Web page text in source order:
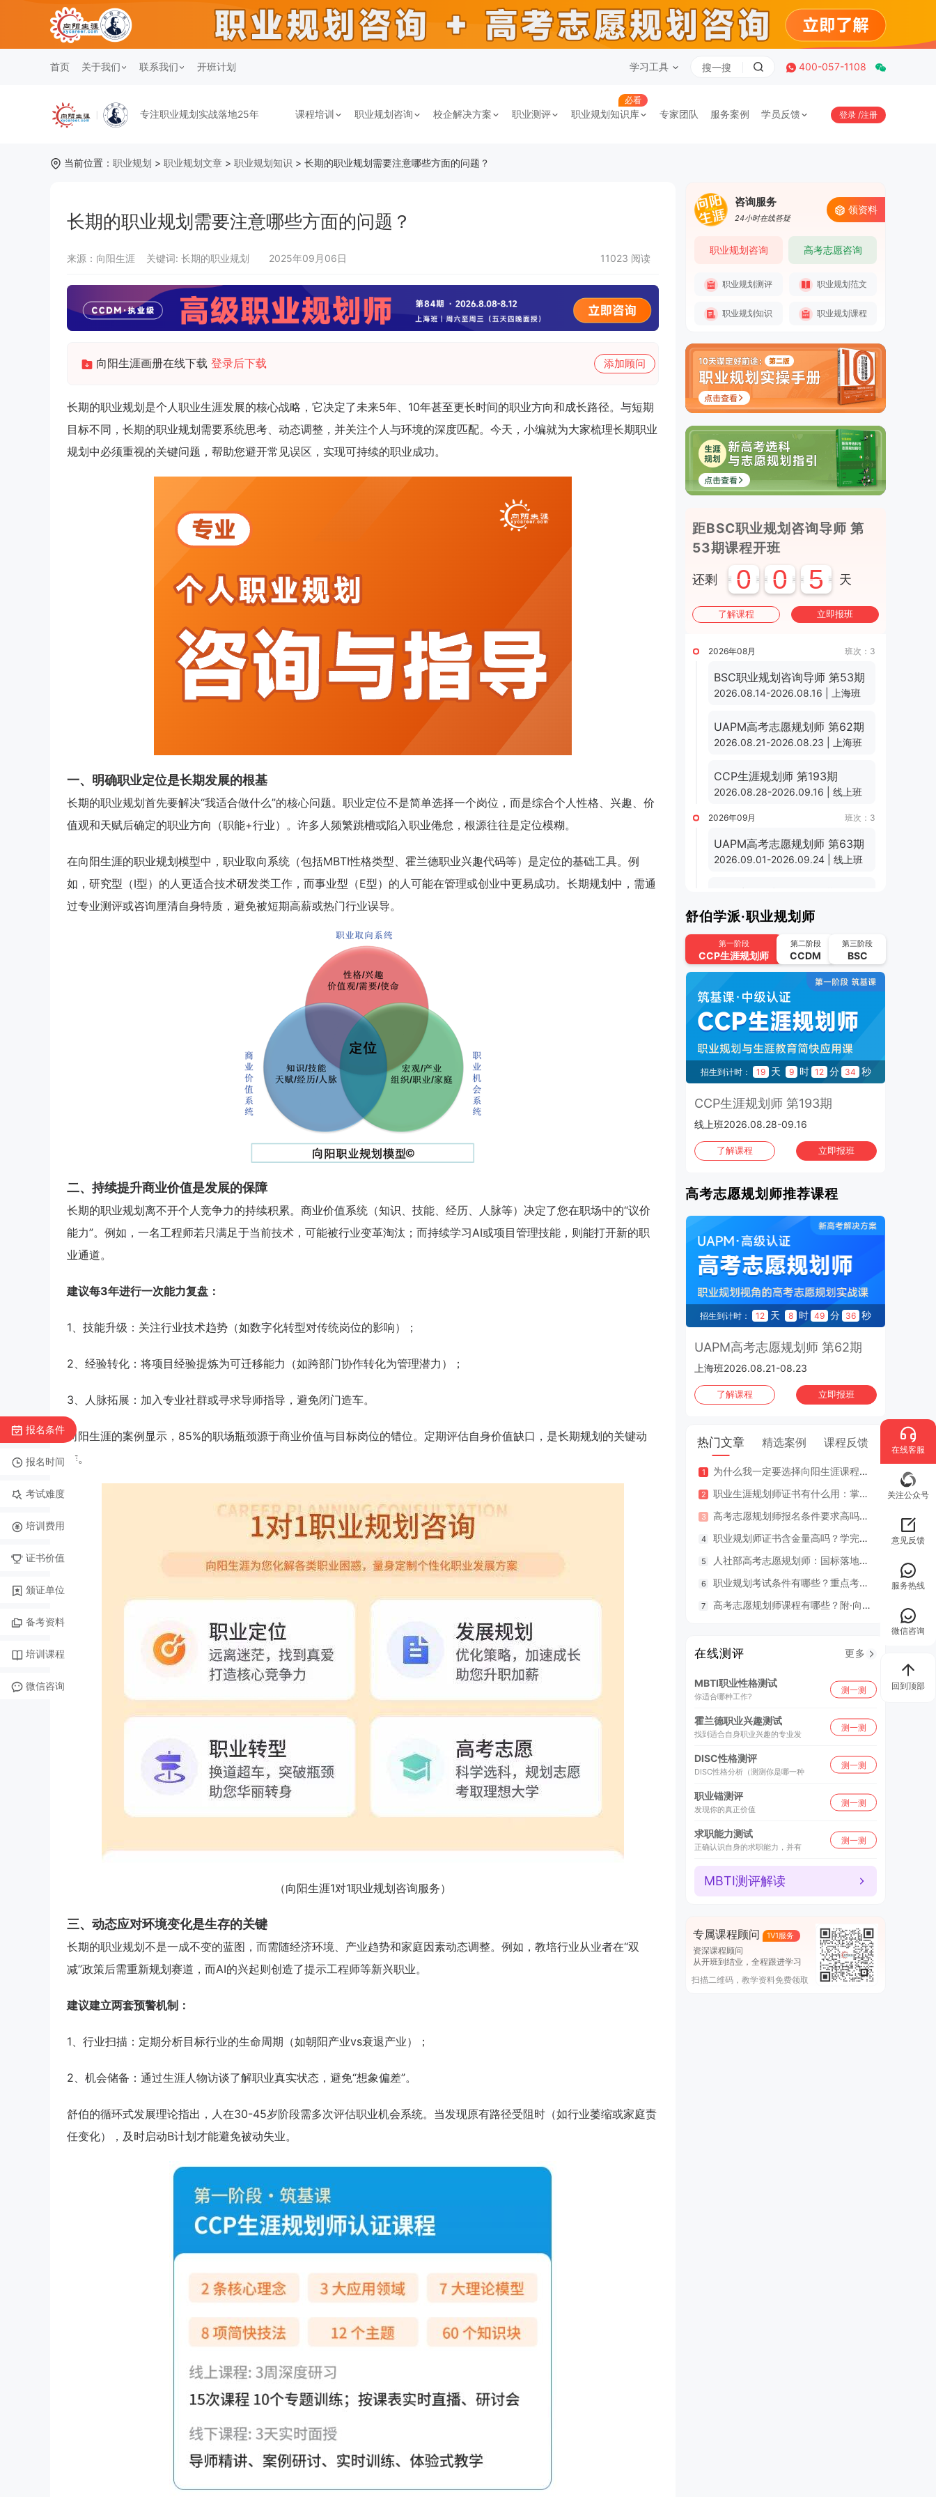
首页 关于我们 联系我们 开班计划 学习工具 400-057-1108
专注职业规划实战落地25年 课程培训 职业规划咨询 校企解决方案 职业测评
必看
职业规划知识库 专家团队 服务案例 学员反馈 登录 /注册
当前位置： 职业规划 > 职业规划文章 > 职业规划知识 > 长期的职业规划需要注意哪些方面的问题？
长期的职业规划需要注意哪些方面的问题？
11023 阅读
来源：向阳生涯 关键词: 长期的职业规划 2025年09月06日
向阳生涯画册在线下载 登录后下载 添加顾问
长期的职业规划是个人职业生涯发展的核心战略，它决定了未来5年、10年甚至更长时间的职业方向和成长路径。与短期
目标不同，长期的职业规划需要系统思考、动态调整，并关注个人与环境的深度匹配。今天，小编就为大家梳理长期职业
规划中必须重视的关键问题，帮助您避开常见误区，实现可持续的职业成功。
一、明确职业定位是长期发展的根基
长期的职业规划首先要解决“我适合做什么”的核心问题。职业定位不是简单选择一个岗位，而是综合个人性格、兴趣、价
值观和天赋后确定的职业方向（职能+行业）。许多人频繁跳槽或陷入职业倦怠，根源往往是定位模糊。
在向阳生涯的职业规划模型中，职业取向系统（包括MBTI性格类型、霍兰德职业兴趣代码等）是定位的基础工具。例
如，研究型（I型）的人更适合技术研发类工作，而事业型（E型）的人可能在管理或创业中更易成功。长期规划中，需通
过专业测评或咨询厘清自身特质，避免被短期高薪或热门行业误导。
二、持续提升商业价值是发展的保障
长期的职业规划离不开个人竞争力的持续积累。商业价值系统（知识、技能、经历、人脉等）决定了您在职场中的“议价
能力”。例如，一名工程师若只满足于当前技术，可能被行业变革淘汰；而持续学习AI或项目管理技能，则能打开新的职
业通道。
建议每3年进行一次能力复盘：
1、技能升级：关注行业技术趋势（如数字化转型对传统岗位的影响）；
2、经验转化：将项目经验提炼为可迁移能力（如跨部门协作转化为管理潜力）；
3、人脉拓展：加入专业社群或寻求导师指导，避免闭门造车。
向阳生涯的案例显示，85%的职场瓶颈源于商业价值与目标岗位的错位。定期评估自身价值缺口，是长期规划的关键动
作。
（向阳生涯1对1职业规划咨询服务）
三、动态应对环境变化是生存的关键
长期的职业规划不是一成不变的蓝图，而需随经济环境、产业趋势和家庭因素动态调整。例如，教培行业从业者在“双
减”政策后需重新规划赛道，而AI的兴起则创造了提示工程师等新兴职业。
建议建立两套预警机制：
1、行业扫描：定期分析目标行业的生命周期（如朝阳产业vs衰退产业）；
2、机会储备：通过生涯人物访谈了解职业真实状态，避免“想象偏差”。
舒伯的循环式发展理论指出，人在30-45岁阶段需多次评估职业机会系统。当发现原有路径受阻时（如行业萎缩或家庭责
任变化），及时启动B计划才能避免被动失业。
咨询服务
24小时在线答疑
领资料
职业规划咨询 高考志愿咨询
职业规划测评 职业规划范文
职业规划知识 职业规划课程
距BSC职业规划咨询导师 第
53期课程开班
还剩 0 0 5 天
了解课程 立即报班
班次：3
2026年08月
BSC职业规划咨询导师 第53期
2026.08.14-2026.08.16 | 上海班
UAPM高考志愿规划师 第62期
2026.08.21-2026.08.23 | 上海班
CCP生涯规划师 第193期
2026.08.28-2026.09.16 | 线上班
班次：3
2026年09月
UAPM高考志愿规划师 第63期
2026.09.01-2026.09.24 | 线上班
2026.09.11-2026.09.30 | 线上班
UAPM高考志愿规划师 第64期
2026.09.22-2026.10.15 | 线上班
班次：4
CCP生涯规划师 第195期
2026.10.02-2026.10.21 | 线上班
UAPM高考志愿规划师 第65期
2026.10.13-2026.11.05 | 线上班
CCP生涯规划师 第196期
2026.10.16-2026.11.04 | 线上班
CCP生涯规划师 第197期
舒伯学派·职业规划师
第一阶段
CCP生涯规划师
第二阶段
CCDM
第三阶段
BSC
招生到计时：
BSC职业规划咨询导师 第53期
招生到计时： 19 天 9 时 12 分 33 秒
CCP生涯规划师 第193期
线上班2026.08.28-09.16
了解课程 立即报班
高考志愿规划师推荐课程
招生到计时： 12 天 8 时 49 分 35 秒
UAPM高考志愿规划师 第62期
上海班2026.08.21-08.23
了解课程 立即报班
热门文章 精选案例 课程反馈
UAPM学员心得交流
企业职业规划内训交流
为什么我一定要选择向阳生涯课程体系？七大核心理由
职业生涯规划师证书有什么用：掌握专业知识与技能，助人也助己！
高考志愿规划师报名条件要求高吗？专业认证在哪里考？
职业规划师证书含金量高吗？学完好找工作吗？
人社部高考志愿规划师：国标落地，从业标准更明确，持证执业不可少
职业规划考试条件有哪些？重点考什么？
高考志愿规划师课程有哪些？附·向阳生涯26年UAPM课程开班计划表
咨询案
2年
985
在线测评 更多
MBTI职业性格测试
你适合哪种工作?
测一测
霍兰德职业兴趣测试
找到适合自身职业兴趣的专业发
测一测
DISC性格测评
DISC性格分析（测测你是哪一种
测一测
职业锚测评
发现你的真正价值
测一测
求职能力测试
正确认识自身的求职能力，并有
测一测
MBTI测评解读
专属课程顾问 1V1服务
资深课程顾问
从开班到结业，全程跟进学习
扫描二维码，教学资料免费领取
报名条件
报名时间
考试难度
培训费用
证书价值
颁证单位
备考资料
培训课程
微信咨询
在线客服
关注公众号
意见反馈
服务热线
微信咨询
回到顶部